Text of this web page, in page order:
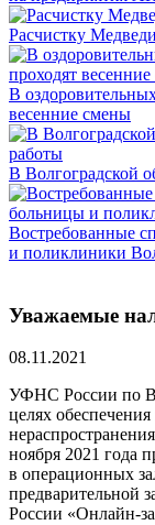
Расчистку
В
весенние смены
В Волгоградской
Востребованные
и поликлиники
Уважаемые
08.11.2021
УФНС России по
целях
ноября 2021 года
в операционных
предварительной
России «Онлайн-